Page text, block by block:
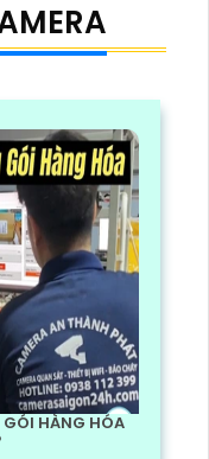
HÀNG HÓA